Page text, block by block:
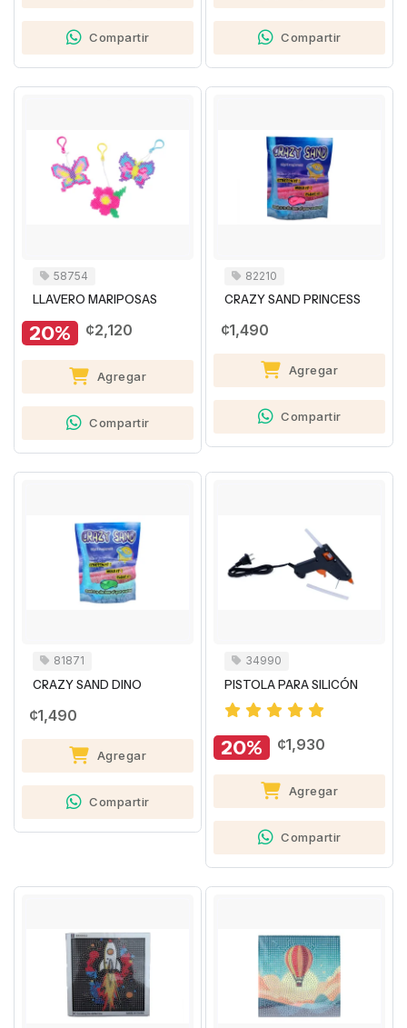
Compartir Compartir
58754
LLAVERO MARIPOSAS
20% ¢2,120
Agregar
Compartir
82210
CRAZY SAND PRINCESS
¢1,490
Agregar
Compartir
81871
CRAZY SAND DINO
¢1,490
Agregar
Compartir
34990
PISTOLA PARA SILICÓN
20% ¢1,930
Agregar
Compartir